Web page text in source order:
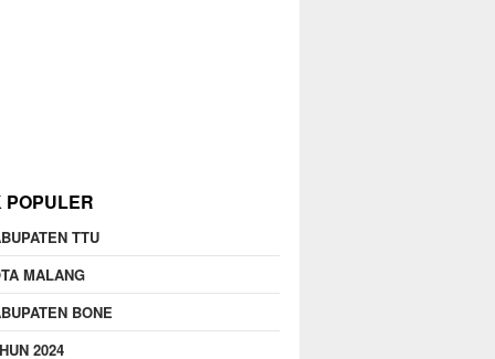
POPULER
TTU
MALANG
BONE
2024